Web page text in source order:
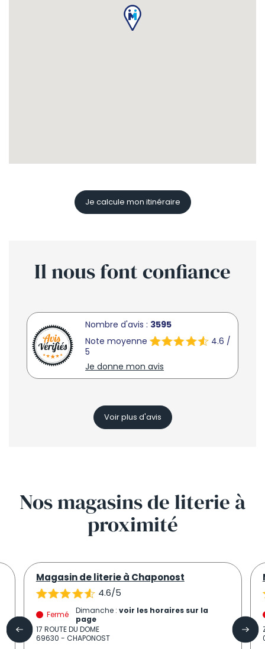
Je calcule mon itinéraire
Il nous fontconfiance
Nombre d'avis : 3595
Note moyenne
4.6 /
5
Je donne mon avis
Voir plus d'avis
Nosmagasinsde literie à
proximité
Magasin de literie à Chaponost
4.6/5
Fermé Dimanche : voir les horaires sur la
page
17 ROUTE DU DOME
69630 - CHAPONOST